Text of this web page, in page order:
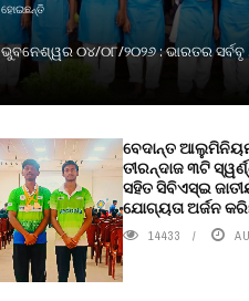
ହୋଇଛନ୍ତି
ଭୁବନେଶ୍ୱର ୦୪/୦୮/୨୦୨୬ : ଭାରତର ସର୍ବବୃ
ବେଦାନ୍ତ
ତୀରନ୍ଦାଜ ୩ଟି
ସହିତ ସିବିଏସ୍ଇ
ଯୋଗ୍ୟତା ଅର୍ଜନ
14433